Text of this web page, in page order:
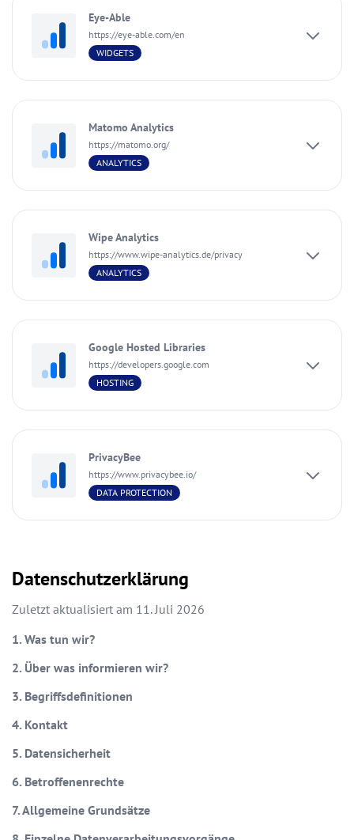
Eye-Able
https://eye-able.com/en
WIDGETS
Matomo Analytics
https://matomo.org/
ANALYTICS
Wipe Analytics
https://www.wipe-analytics.de/privacy
ANALYTICS
Google Hosted Libraries
https://developers.google.com
HOSTING
PrivacyBee
https://www.privacybee.io/
DATA PROTECTION
Datenschutzerklärung
Zuletzt aktualisiert am 11. Juli 2026
1. Was tun wir?
2. Über was informieren wir?
3. Begriffsdefinitionen
4. Kontakt
5. Datensicherheit
6. Betroffenenrechte
7. Allgemeine Grundsätze